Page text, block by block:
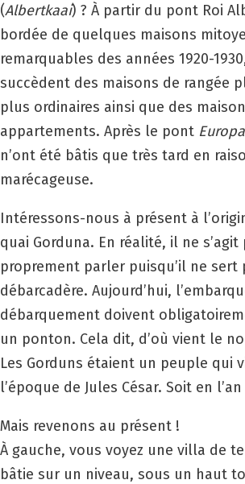
(Albertkaai) ? À partir du pont Roi
bordée de quelques maisons
remarquables des années 1920-
succèdent des maisons de rangée
plus ordinaires ainsi que des
appartements. Après le pont
n’ont été bâtis que très tard en
marécageuse.
Intéressons-nous à présent à
quai Gorduna. En réalité, il ne s’agit
proprement parler puisqu’il ne sert
débarcadère. Aujourd’hui,
débarquement doivent
un ponton. Cela dit, d’où vient le
Les Gorduns étaient un peuple qui
l’époque de Jules César. Soit en
Mais revenons au présent !
À gauche, vous voyez une villa de
bâtie sur un niveau, sous un haut